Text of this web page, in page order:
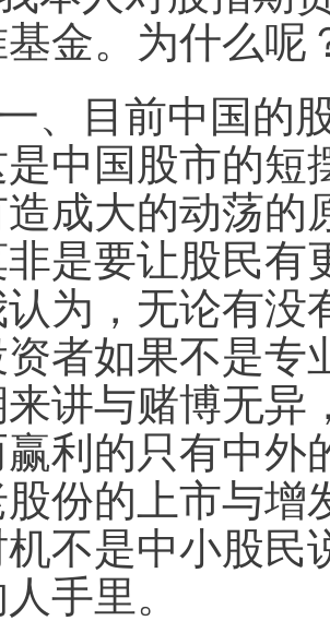
基金。为什么呢
、
目前中国的
是中国股市的短
成大的动荡的
是要让股民有
为，无论有没
者如果不是专
讲与赌博无异
利的只有中外
股份的上市与增
机不是中小股民
手里。